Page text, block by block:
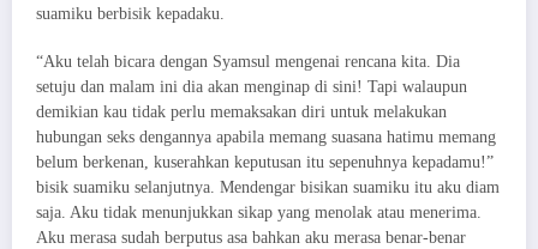
suamiku berbisik kepadaku.
“Aku telah bicara dengan Syamsul mengenai rencana kita. Dia
setuju dan malam ini dia akan menginap di sini! Tapi walaupun
demikian kau tidak perlu memaksakan diri untuk melakukan
hubungan seks dengannya apabila memang suasana hatimu memang
belum berkenan, kuserahkan keputusan itu sepenuhnya kepadamu!”
bisik suamiku selanjutnya. Mendengar bisikan suamiku itu aku diam
saja. Aku tidak menunjukkan sikap yang menolak atau menerima.
Aku merasa sudah berputus asa bahkan aku merasa benar-benar